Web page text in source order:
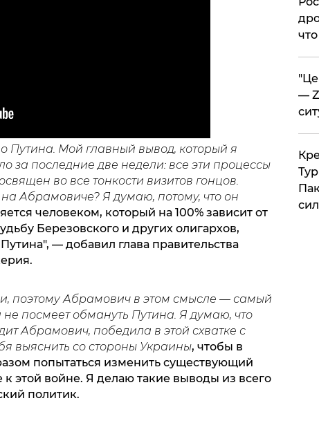
Путина. Мой главный вывод, который я
за последние две недели: все эти процессы
во все тонкости визитов гонцов.
Абрамовиче? Я думаю, потому, что он
человеком, который на 100% зависит от
Березовского и других олигархов,
— добавил глава правительства
поэтому Абрамович в этом смысле — самый
посмеет обмануть Путина. Я думаю, что
Абрамович, победила в этой схватке с
выяснить со стороны Украины, чтобы в
попытаться изменить существующий
этой войне. Я делаю такие выводы из всего
политик.
—